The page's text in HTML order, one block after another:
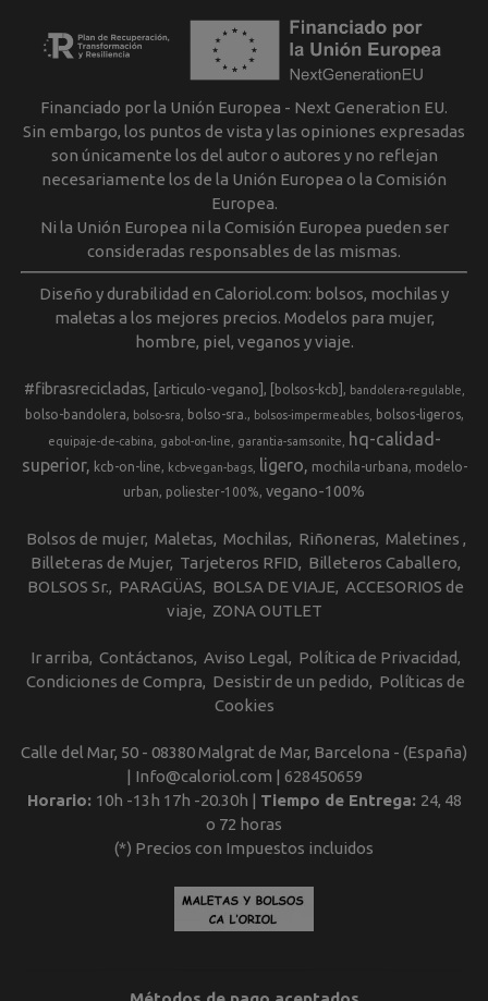
Financiado por la Unión Europea - Next Generation EU.
Sin embargo, los puntos de vista y las opiniones expresadas
son únicamente los del autor o autores y no reflejan
necesariamente los de la Unión Europea o la Comisión
Europea.
Ni la Unión Europea ni la Comisión Europea pueden ser
consideradas responsables de las mismas.
Diseño y durabilidad en Caloriol.com: bolsos, mochilas y
maletas a los mejores precios. Modelos para mujer,
hombre, piel, veganos y viaje.
#fibrasrecicladas [articulo-vegano] [bolsos-kcb] bandolera-regulable
bolso-bandolera bolso-sra bolso-sra. bolsos-impermeables bolsos-ligeros
equipaje-de-cabina gabol-on-line garantia-samsonite
hq-calidad-
superior
kcb-on-line kcb-vegan-bags ligero mochila-urbana
modelo-
urban
poliester-100% vegano-100%
Bolsos de mujer Maletas Mochilas Riñoneras Maletines
Billeteras de Mujer Tarjeteros RFID
Billeteros Caballero
BOLSOS Sr.
PARAGÜAS BOLSA DE VIAJE ACCESORIOS de
viaje
ZONA OUTLET
Ir arriba Contáctanos Aviso Legal
Política de Privacidad
Condiciones de Compra
Desistir de un pedido
Políticas de
Cookies
Calle del Mar, 50 - 08380 Malgrat de Mar, Barcelona - (España)
| Info@caloriol.com | 628450659
Horario: 10h -13h 17h -20.30h | Tiempo de Entrega: 24, 48
o 72 horas
(*) Precios con Impuestos incluidos